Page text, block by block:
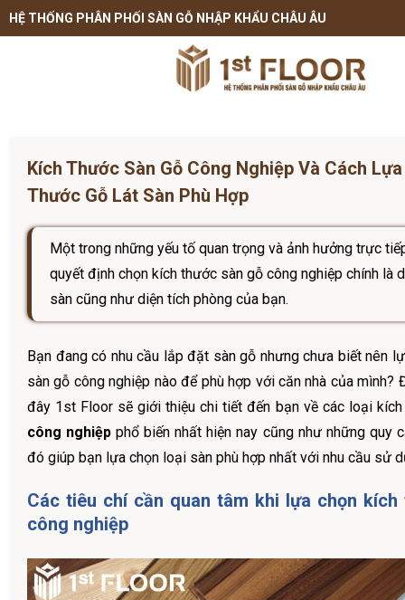
HỆ THỐNG PHÂN PHỐI SÀN GỖ NHẬP KHẨU CHÂU ÂU
Kích Thước Sàn Gỗ Công Nghiệp Và Cách
Thước Gỗ Lát Sàn Phù Hợp
Một trong những yếu tố quan trọng và ảnh hưởng trực
quyết định chọn kích thước sàn gỗ công nghiệp chính là
sàn cũng như diện tích phòng của bạn.
Bạn đang có nhu cầu lắp đặt sàn gỗ nhưng chưa biết nên
sàn gỗ công nghiệp nào để phù hợp với căn nhà của mình?
đây 1st Floor sẽ giới thiệu chi tiết đến bạn về các loại
công nghiệp phổ biến nhất hiện nay cũng như những quy
đó giúp bạn lựa chọn loại sàn phù hợp nhất với nhu cầu sử
Các tiêu chí cần quan tâm khi lựa chọn
công nghiệp